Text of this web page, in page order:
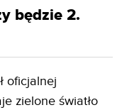
będzie 2.
oficjalnej
zielone światło